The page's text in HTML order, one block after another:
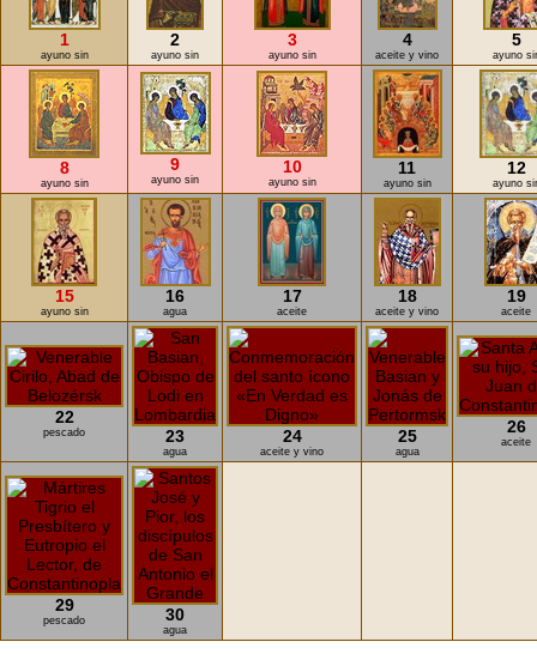
1
ayuno sin
2
ayuno sin
3
ayuno sin
4
aceite y vino
5
ayuno
8
ayuno sin
9
ayuno sin
10
ayuno sin
11
ayuno sin
12
ayuno
15
ayuno sin
16
agua
17
aceite
18
aceite y vino
19
aceite
22
pescado 23
agua
24
aceite y vino
25
agua
26
aceite
29
pescado 30
agua